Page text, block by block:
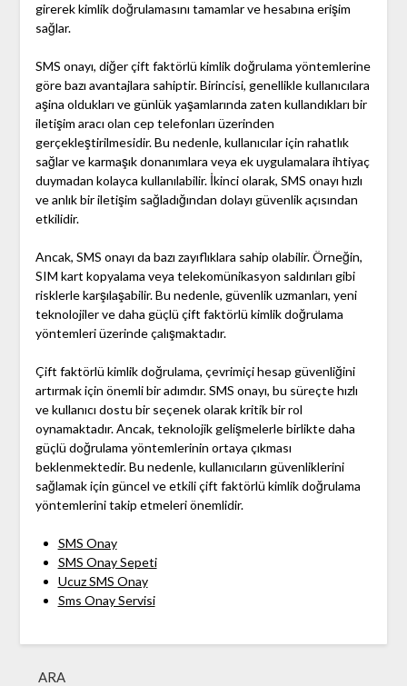
girerek kimlik doğrulamasını tamamlar ve hesabına erişim
sağlar.
SMS onayı, diğer çift faktörlü kimlik doğrulama yöntemlerine
göre bazı avantajlara sahiptir. Birincisi, genellikle kullanıcılara
aşina oldukları ve günlük yaşamlarında zaten kullandıkları bir
iletişim aracı olan cep telefonları üzerinden
gerçekleştirilmesidir. Bu nedenle, kullanıcılar için rahatlık
sağlar ve karmaşık donanımlara veya ek uygulamalara ihtiyaç
duymadan kolayca kullanılabilir. İkinci olarak, SMS onayı hızlı
ve anlık bir iletişim sağladığından dolayı güvenlik açısından
etkilidir.
Ancak, SMS onayı da bazı zayıflıklara sahip olabilir. Örneğin,
SIM kart kopyalama veya telekomünikasyon saldırıları gibi
risklerle karşılaşabilir. Bu nedenle, güvenlik uzmanları, yeni
teknolojiler ve daha güçlü çift faktörlü kimlik doğrulama
yöntemleri üzerinde çalışmaktadır.
Çift faktörlü kimlik doğrulama, çevrimiçi hesap güvenliğini
artırmak için önemli bir adımdır. SMS onayı, bu süreçte hızlı
ve kullanıcı dostu bir seçenek olarak kritik bir rol
oynamaktadır. Ancak, teknolojik gelişmelerle birlikte daha
güçlü doğrulama yöntemlerinin ortaya çıkması
beklenmektedir. Bu nedenle, kullanıcıların güvenliklerini
sağlamak için güncel ve etkili çift faktörlü kimlik doğrulama
yöntemlerini takip etmeleri önemlidir.
SMS Onay
SMS Onay Sepeti
Ucuz SMS Onay
Sms Onay Servisi
ARA